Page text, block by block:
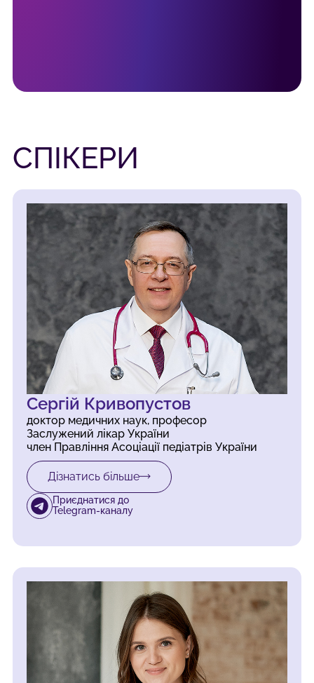
СПІКЕРИ
Сергій Кривопустов
доктор медичних наук, професор
Заслужений лікар України
член Правління Асоціації педіатрів України
Дізнатись більше
Приєднатися до
Telegram-каналу